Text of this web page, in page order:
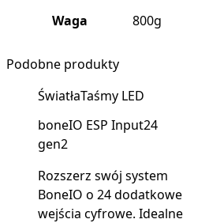
Waga 800g
Podobne produkty
ŚwiatłaTaśmy LED
boneIO ESP Input24
gen2
Rozszerz swój system
BoneIO o 24 dodatkowe
wejścia cyfrowe. Idealne